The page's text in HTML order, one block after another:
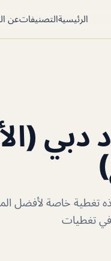
الرئيسيةالتصنيفاتعن
خاصة لأفضل
في تغطيات